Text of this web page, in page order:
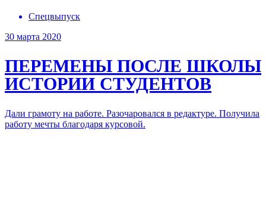
Спецвыпуск
30 марта 2020
ПЕРЕМЕНЫ ПОСЛЕ ШКОЛЫ
ИСТОРИИ СТУДЕНТОВ
Дали грамоту на работе. Разочаровался в редактуре. Получила
работу мечты благодаря курсовой.